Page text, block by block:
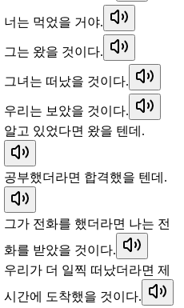
너는 먹었을 거야.
그는 왔을 것이다.
그녀는 떠났을 것이다.
우리는 보았을 것이다.
알고 있었다면 왔을 텐데.
공부했더라면 합격했을 텐데.
그가 전화를 했더라면 나는 전
화를 받았을 것이다.
우리가 더 일찍 떠났더라면 제
시간에 도착했을 것이다.